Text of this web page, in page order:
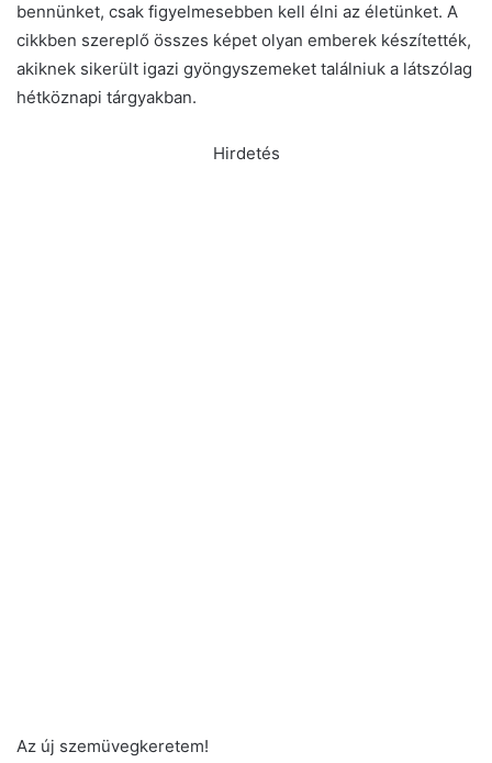
bennünket, csak figyelmesebben kell élni az életünket. A
cikkben szereplő összes képet olyan emberek készítették,
akiknek sikerült igazi gyöngyszemeket találniuk a látszólag
hétköznapi tárgyakban.
Hirdetés
Az új szemüvegkeretem!